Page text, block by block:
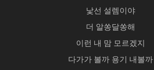
낯선 설렘이야
더 알쏭달쏭해
이런 내 맘 모르겠지
다가가 볼까 용기 내볼까